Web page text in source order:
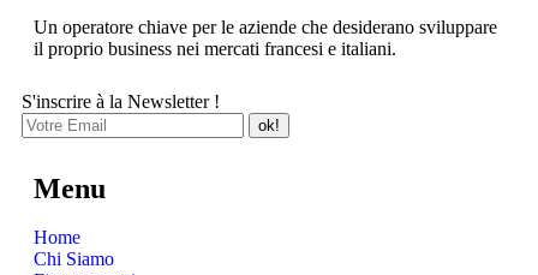
Un operatore chiave per le aziende che desiderano sviluppare
il proprio business nei mercati francesi e italiani.
S'inscrire à la Newsletter !
Menu
Home
Chi Siamo